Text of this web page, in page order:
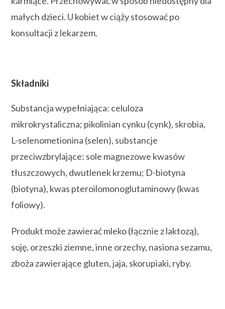
małych dzieci. U kobiet w ciąży stosować po
konsultacji z lekarzem.
Składniki
Substancja wypełniająca: celuloza
mikrokrystaliczna; pikolinian cynku (cynk), skrobia,
L-selenometionina (selen), substancje
przeciwzbrylające: sole magnezowe kwasów
tłuszczowych, dwutlenek krzemu; D-biotyna
(biotyna), kwas pteroilomonoglutaminowy (kwas
foliowy).
Produkt może zawierać mleko (łącznie z laktozą),
soję, orzeszki ziemne, inne orzechy, nasiona sezamu,
zboża zawierające gluten, jaja, skorupiaki, ryby.